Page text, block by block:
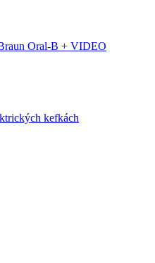
Oral-B + VIDEO
kefkách